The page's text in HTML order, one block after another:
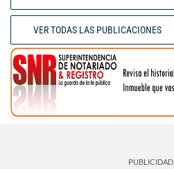
VER TODAS LAS PUBLICACIONES
PUBLICIDAD